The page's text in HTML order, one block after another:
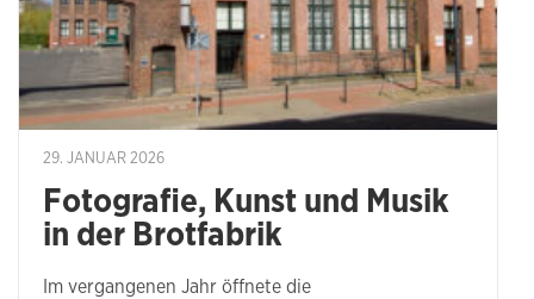
29. JANUAR 2026
Fotografie, Kunst und Musik
in der Brotfabrik
Im vergangenen Jahr öffnete die